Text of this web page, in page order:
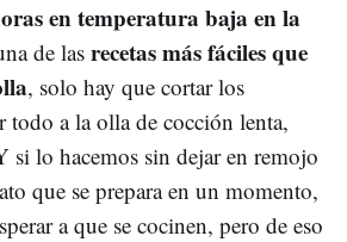
en temperatura baja en la
de lasrecetas más fáciles que
, solo hay que cortar los
todo a la olla de cocción lenta,
si lo hacemos sin dejar en remojo
que se prepara en un momento,
a que se cocinen, pero de eso